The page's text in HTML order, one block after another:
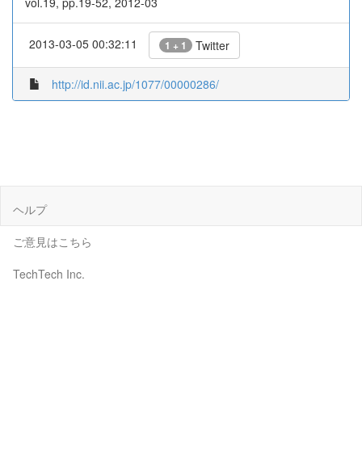
2013-03-05 00:32:11 1 + 1 Twitter
http://id.nii.ac.jp/1077/00000286/
ヘルプ
ご意見はこちら
TechTech Inc.